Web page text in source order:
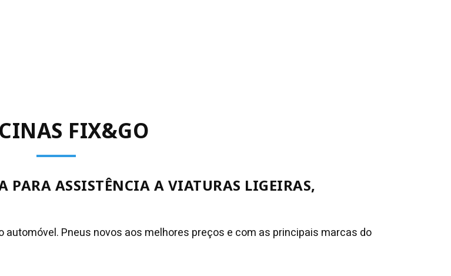
FIX&GO
PARA ASSISTÊNCIA A VIATURAS LIGEIRAS,
Pneus novos aos melhores preços e com as principais marcas do